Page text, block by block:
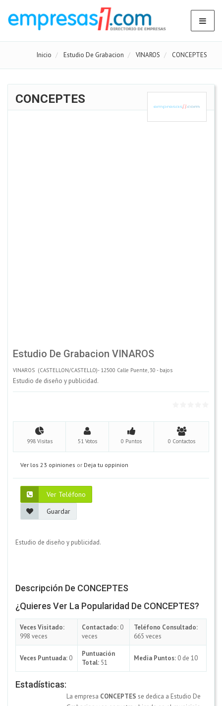
Inicio Estudio De Grabacion VINAROS CONCEPTES
CONCEPTES
Estudio De Grabacion VINAROS
VINAROS (CASTELLON/CASTELLO)- 12500 Calle Puente, 30 - bajos
Estudio de diseño y publicidad.
998 Visitas 51 Votos 0 Puntos 0 Contactos
Ver los 23 opiniones or Deja tu oppinion
Ver Teléfono
Guardar
Estudio de diseño y publicidad.
Descripción De CONCEPTES
¿Quieres Ver La Popularidad De CONCEPTES?
Veces Visitado:
998 veces
Contactado: 0
veces
Teléfono Consultado:
665 veces
Veces Puntuada: 0
Puntuación
Total: 51
Media Puntos: 0 de 10
Estadísticas:
La empresa CONCEPTES se dedica a Estudio De